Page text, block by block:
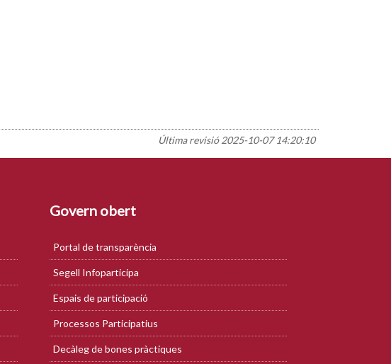
Última revisió2025-10-07 14:20:10
Govern obert
Portal de transparència
Segell Infoparticipa
Espais de participació
Processos Participatius
Decàleg de bones pràctiques